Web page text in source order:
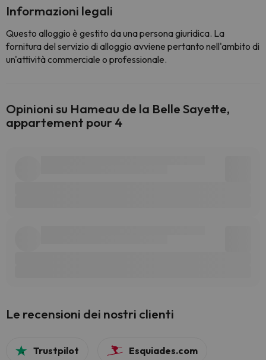
Informazioni legali
Questo alloggio è gestito da una persona giuridica. La
fornitura del servizio di alloggio avviene pertanto nell'ambito di
un'attività commerciale o professionale.
Opinioni su Hameau de la Belle Sayette,
appartement pour 4
Le recensioni dei nostri clienti
Trustpilot Esquiades.com